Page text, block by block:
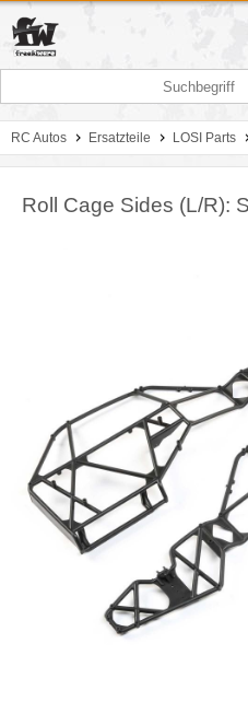
RC Autos Ersatzteile LOSI Parts
Roll Cage Sides (L/R):